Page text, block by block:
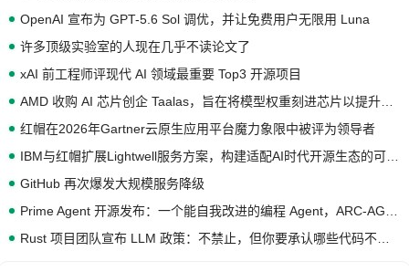
OpenAI 宣布为 GPT-5.6 Sol 调优，并让免费用户无限用 Luna
许多顶级实验室的人现在几乎不读论文了
xAI 前工程师评现代 AI 领域最重要 Top3 开源项目
红帽在2026年Gartner云原生应用平台魔力象限中被评为领导者
GitHub 再次爆发大规模服务降级